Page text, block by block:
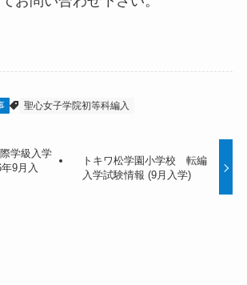
聖心女子学院初等科編入
学級入学
9月入
トキワ松学園小学校 転編
入学試験情報 (9月入学)